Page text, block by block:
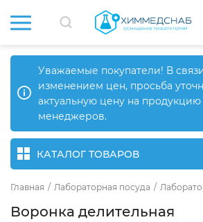
Уважаемые покупатели! В
изменением цен, просьба
актуальную цену на продукцию
менеджеров.
КАТАЛОГ ТОВАРОВ
Главная / Лабораторная посуда /
Воронка делительная